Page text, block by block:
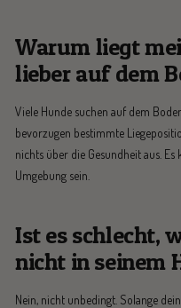
Warum liegt
lieber auf dem
Viele Hunde suchen auf dem
bevorzugen bestimmte
nichts über die Gesundheit aus.
Umgebung sein.
Ist es schlecht,
nicht in seinem
Nein, nicht unbedingt. Solange